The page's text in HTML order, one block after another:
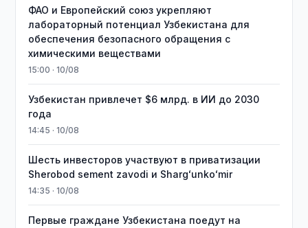
ФАО и Европейский союз укрепляют
лабораторный потенциал Узбекистана для
обеспечения безопасного обращения с
химическими веществами
15:00 · 10/08
Узбекистан привлечет $6 млрд. в ИИ до 2030
года
14:45 · 10/08
Шесть инвесторов участвуют в приватизации
Sherobod sement zavodi и Shargʻunkoʻmir
14:35 · 10/08
Первые граждане Узбекистана поедут на